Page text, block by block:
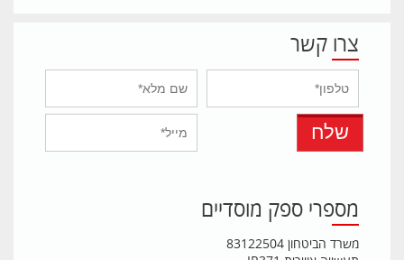
צרו קשר
מספרי ספק מוסדיים
משרד הביטחון 83122504